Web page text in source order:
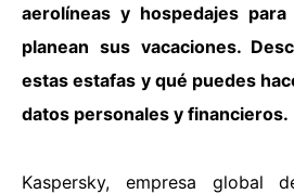
aerolíneas y hospedajes
planean sus vacaciones.
estas estafas y qué puedes
datos personales y financieros.
Kaspersky, empresa global